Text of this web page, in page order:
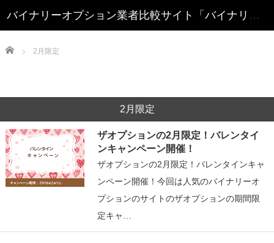
Home 2月限定
2月限定
ザオプションの2月限定！バレンタイ
ンキャンペーン開催！
ザオプションの2月限定！バレンタインキャ
ンペーン開催！今回は人気のバイナリーオ
プションのサイトのザオプションの期間限
定キャ…